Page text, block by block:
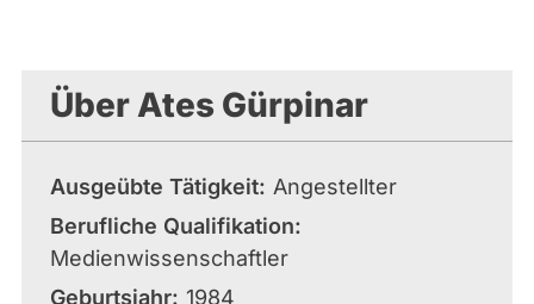
Über Ates Gürpinar
Ausgeübte Tätigkeit
Angestellter
Berufliche Qualifikation
Medienwissenschaftler
Geburtsjahr 1984